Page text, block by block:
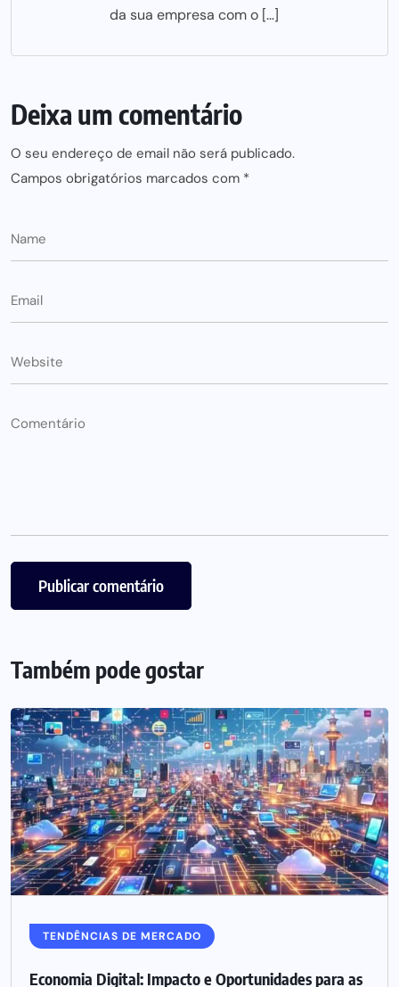
da sua empresa com o […]
Deixa um comentário
O seu endereço de email não será publicado.
Campos obrigatórios marcados com *
Também pode gostar
TENDÊNCIAS DE MERCADO
Economia Digital: Impacto e Oportunidades para as